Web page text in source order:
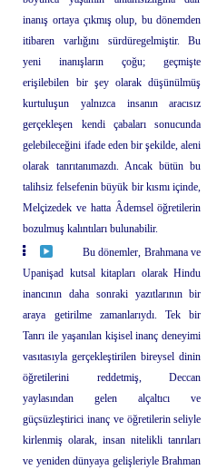
inanış ortaya çıkmış olup, bu dönemden
itibaren varlığını sürdüregelmiştir. Bu
yeni inanışların çoğu; geçmişte
erişilebilen bir şey olarak düşünülmüş
kurtuluşun yalnızca insanın aracısız
gerçekleşen kendi çabaları sonucunda
gelebileceğini ifade eden bir şekilde, aleni
olarak tanrıtanımazdı. Ancak bütün bu
talihsiz felsefenin büyük bir kısmı içinde,
Melçizedek ve hatta Âdemsel öğretilerin
bozulmuş kalıntıları bulunabilir.
Bu dönemler, Brahmana ve
Upanişad kutsal kitapları olarak Hindu
inancının daha sonraki yazıtlarının bir
araya getirilme zamanlarıydı. Tek bir
Tanrı ile yaşanılan kişisel inanç deneyimi
vasıtasıyla gerçekleştirilen bireysel dinin
öğretilerini reddetmiş, Deccan
yaylasından gelen alçaltıcı ve
güçsüzleştirici inanç ve öğretilerin seliyle
kirlenmiş olarak, insan nitelikli tanrıları
ve yeniden dünyaya gelişleriyle Brahman